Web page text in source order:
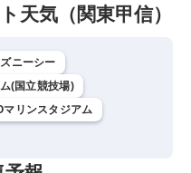
天気（関東甲信）
ニーシー
(国立競技場)
マリンスタジアム